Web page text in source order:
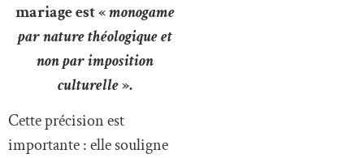
mariage est «monogame
par nature théologique et
non par imposition
culturelle».
Cette précision est
importante : elle souligne